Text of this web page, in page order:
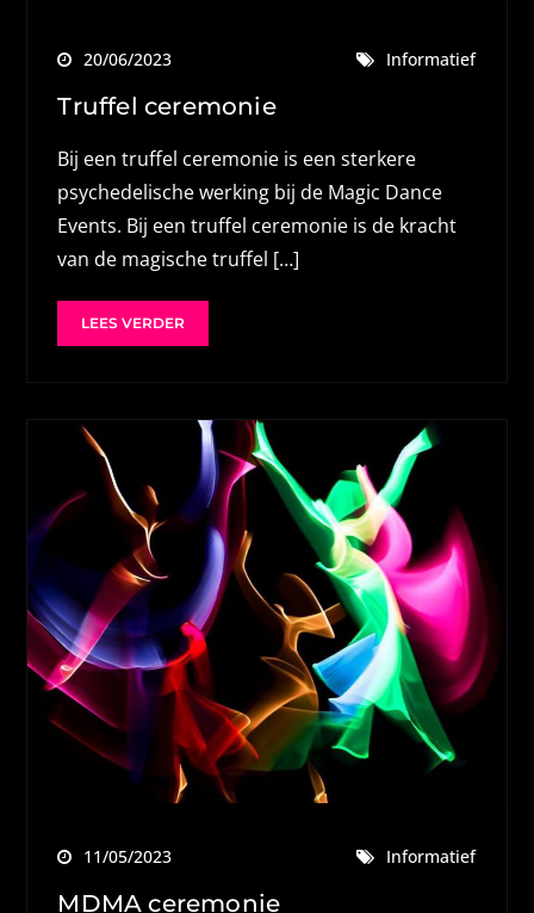
20/06/2023 Informatief
Truffel ceremonie
Bij een truffel ceremonie is een sterkere
psychedelische werking bij de Magic Dance
Events. Bij een truffel ceremonie is de kracht
van de magische truffel […]
LEES VERDER
11/05/2023 Informatief
MDMA ceremonie